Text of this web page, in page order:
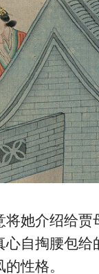
她介绍给
自掏腰包给
性格。